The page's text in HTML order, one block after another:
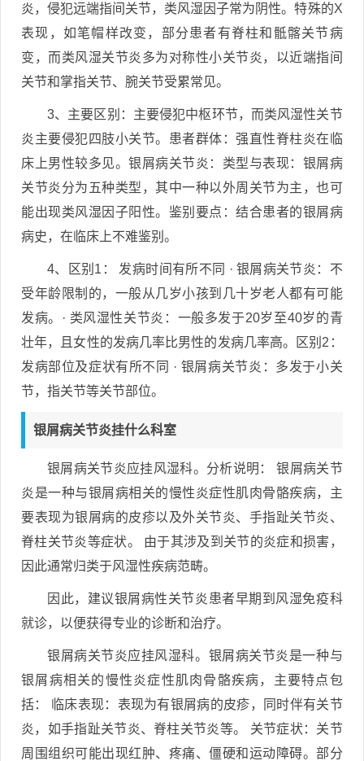
炎，侵犯远端指间关节，类风湿因子常为阴性。特殊的X
表现，如笔帽样改变，部分患者有脊柱和骶髂关节病
变，而类风湿关节炎多为对称性小关节炎，以近端指间
关节和掌指关节、腕关节受累常见。
3、主要区别：主要侵犯中枢环节，而类风湿性关节
炎主要侵犯四肢小关节。患者群体：强直性脊柱炎在临
床上男性较多见。银屑病关节炎：类型与表现：银屑病
关节炎分为五种类型，其中一种以外周关节为主，也可
能出现类风湿因子阳性。鉴别要点：结合患者的银屑病
病史，在临床上不难鉴别。
4、区别1： 发病时间有所不同 · 银屑病关节炎：不
受年龄限制的，一般从几岁小孩到几十岁老人都有可能
发病。· 类风湿性关节炎：一般多发于20岁至40岁的青
壮年，且女性的发病几率比男性的发病几率高。区别2：
发病部位及症状有所不同 · 银屑病关节炎：多发于小关
节，指关节等关节部位。
银屑病关节炎挂什么科室
银屑病关节炎应挂风湿科。分析说明： 银屑病关节
炎是一种与银屑病相关的慢性炎症性肌肉骨骼疾病，主
要表现为银屑病的皮疹以及外关节炎、手指趾关节炎、
脊柱关节炎等症状。 由于其涉及到关节的炎症和损害，
因此通常归类于风湿性疾病范畴。
因此，建议银屑病性关节炎患者早期到风湿免疫科
就诊，以便获得专业的诊断和治疗。
银屑病关节炎应挂风湿科。银屑病关节炎是一种与
银屑病相关的慢性炎症性肌肉骨骼疾病，主要特点包
括： 临床表现：表现为有银屑病的皮疹，同时伴有关节
炎，如手指趾关节炎、脊柱关节炎等。 关节症状：关节
周围组织可能出现红肿、疼痛、僵硬和运动障碍。部分